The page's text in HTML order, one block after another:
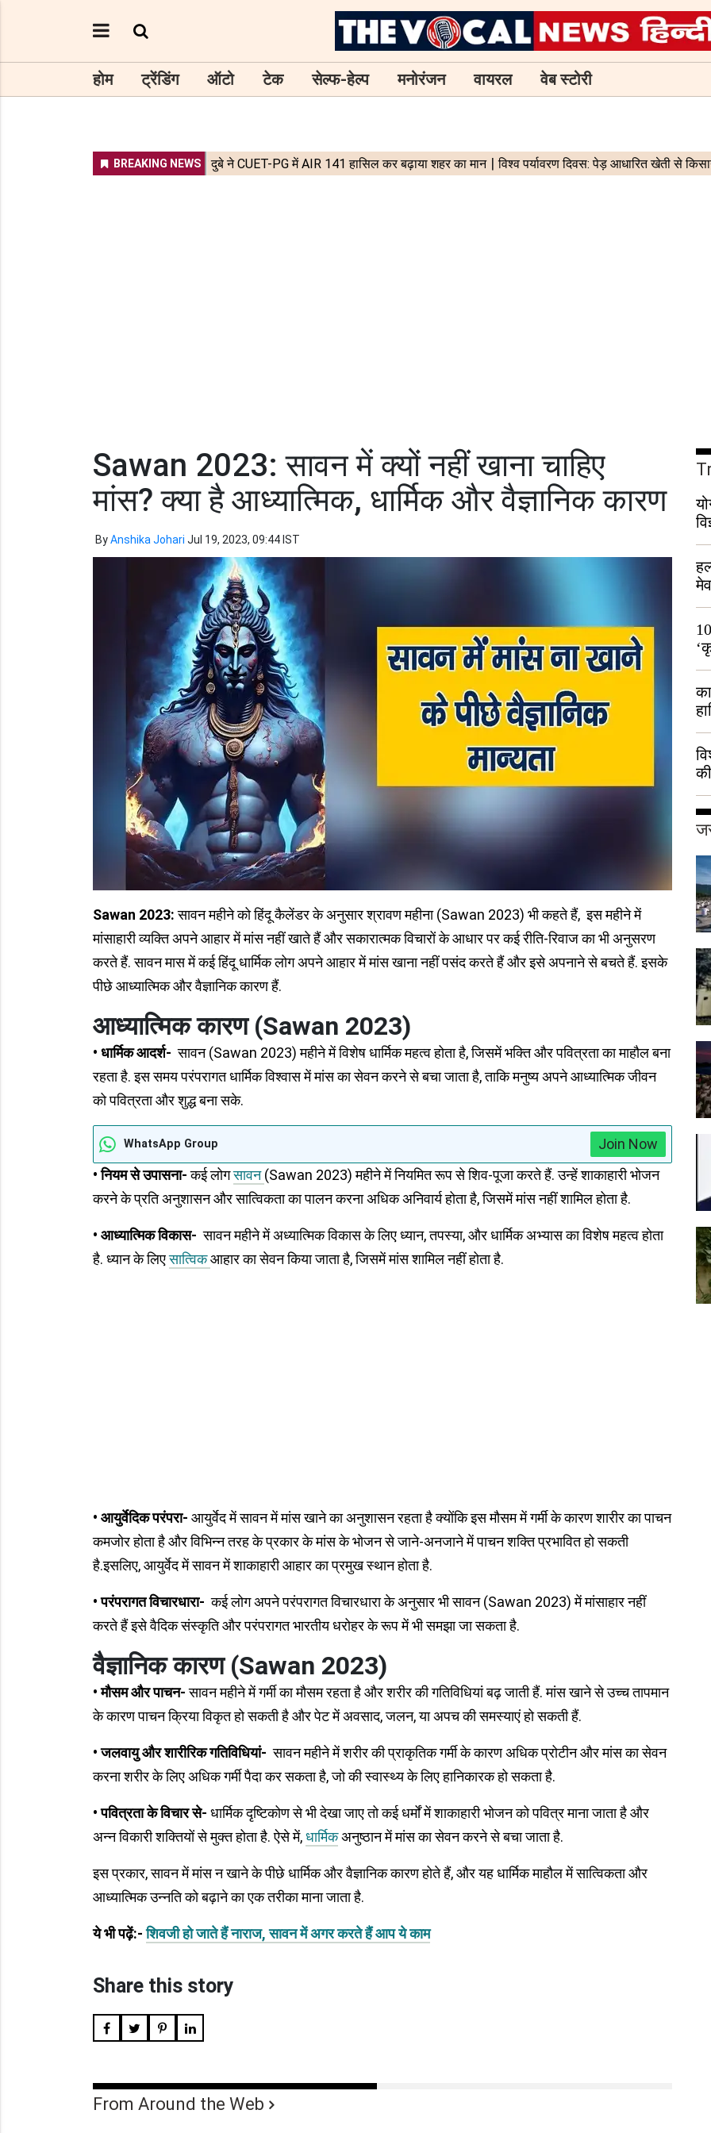
होम ट्रेंडिंग ऑटो टेक सेल्फ-हेल्प मनोरंजन वायरल वेब स्टोरी
Sawan 2023: सावन में क्यों नहीं खाना चाहिए
मांस? क्या है आध्यात्मिक, धार्मिक और वैज्ञानिक कारण
ByAnshika Johari Jul 19, 2023, 09:44 IST
Sawan 2023:सावन महीने को हिंदू कैलेंडर के अनुसार श्रावण महीना (Sawan 2023) भी कहते हैं, इस महीने में
मांसाहारी व्यक्ति अपने आहार में मांस नहीं खाते हैं और सकारात्मक विचारों के आधार पर कई रीति-रिवाज का भी अनुसरण
करते हैं. सावन मास में कई हिंदू धार्मिक लोग अपने आहार में मांस खाना नहीं पसंद करते हैं और इसे अपनाने से बचते हैं. इसके
पीछे आध्यात्मिक और वैज्ञानिक कारण हैं.
आध्यात्मिक कारण (Sawan 2023)
• धार्मिक आदर्श-सावन (Sawan 2023) महीने में विशेष धार्मिक महत्व होता है, जिसमें भक्ति और पवित्रता का माहौल बना
रहता है. इस समय परंपरागत धार्मिक विश्वास में मांस का सेवन करने से बचा जाता है, ताकि मनुष्य अपने आध्यात्मिक जीवन
को पवित्रता और शुद्ध बना सके.
WhatsApp Group
Join Now
• नियम से उपासना-कई लोगसावन(Sawan 2023) महीने में नियमित रूप से शिव-पूजा करते हैं. उन्हें शाकाहारी भोजन
करने के प्रति अनुशासन और सात्विकता का पालन करना अधिक अनिवार्य होता है, जिसमें मांस नहीं शामिल होता है.
• आध्यात्मिक विकास-सावन महीने में अध्यात्मिक विकास के लिए ध्यान, तपस्या, और धार्मिक अभ्यास का विशेष महत्व होता
है. ध्यान के लिएसात्विकआहार का सेवन किया जाता है, जिसमें मांस शामिल नहीं होता है.
• आयुर्वेदिक परंपरा- आयुर्वेद में सावन में मांस खाने का अनुशासन रहता है क्योंकि इस मौसम में गर्मी के कारण शारीर का पाचन
कमजोर होता है और विभिन्न तरह के प्रकार के मांस के भोजन से जाने-अनजाने में पाचन शक्ति प्रभावित हो सकती
है.इसलिए, आयुर्वेद में सावन में शाकाहारी आहार का प्रमुख स्थान होता है.
• परंपरागत विचारधारा-कई लोग अपने परंपरागत विचारधारा के अनुसार भी सावन (Sawan 2023) में मांसाहार नहीं
करते हैं इसे वैदिक संस्कृति और परंपरागत भारतीय धरोहर के रूप में भी समझा जा सकता है.
वैज्ञानिक कारण (Sawan 2023)
• मौसम और पाचन-सावन महीने में गर्मी का मौसम रहता है और शरीर की गतिविधियां बढ़ जाती हैं. मांस खाने से उच्च तापमान
के कारण पाचन क्रिया विकृत हो सकती है और पेट में अवसाद, जलन, या अपच की समस्याएं हो सकती हैं.
• जलवायु और शारीरिक गतिविधियां- सावन महीने में शरीर की प्राकृतिक गर्मी के कारण अधिक प्रोटीन और मांस का सेवन
करना शरीर के लिए अधिक गर्मी पैदा कर सकता है, जो की स्वास्थ्य के लिए हानिकारक हो सकता है.
• पवित्रता के विचार से- धार्मिक दृष्टिकोण से भी देखा जाए तो कई धर्मों में शाकाहारी भोजन को पवित्र माना जाता है और
अन्न विकारी शक्तियों से मुक्त होता है. ऐसे में,धार्मिकअनुष्ठान में मांस का सेवन करने से बचा जाता है.
इस प्रकार, सावन में मांस न खाने के पीछे धार्मिक और वैज्ञानिक कारण होते हैं, और यह धार्मिक माहौल में सात्विकता और
आध्यात्मिक उन्नति को बढ़ाने का एक तरीका माना जाता है.
ये भी पढ़ें:- शिवजी हो जाते हैं नाराज, सावन में अगर करते हैं आप ये काम
Share this story
From Around the Web
हुई